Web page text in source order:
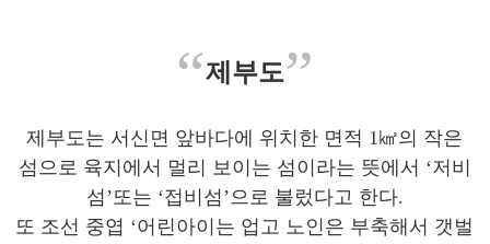
“제부도”
제부도는 서신면 앞바다에 위치한 면적 1㎢의 작은
섬으로 육지에서 멀리 보이는 섬이라는 뜻에서 ‘저비
섬’또는 ‘접비섬’으로 불렀다고 한다.
또 조선 중엽 ‘어린아이는 업고 노인은 부축해서 갯벌